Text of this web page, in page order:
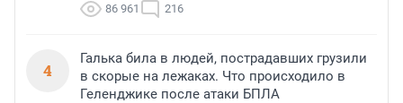
86 961 216
4
Галька била в людей, пострадавших грузили
в скорые на лежаках. Что происходило в
Геленджике после атаки БПЛА